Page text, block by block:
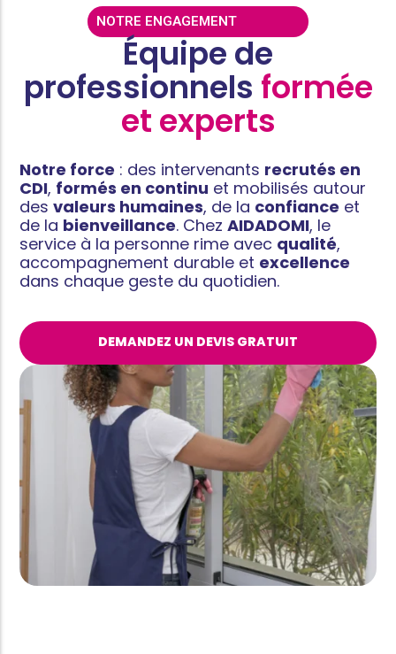
NOTRE ENGAGEMENT
Équipe de
professionnels formée
et experts
Notre force : des intervenants recrutés en
CDI, formés en continu et mobilisés autour
desvaleurs humaines, de la confiance et
de la bienveillance. ChezAIDADOMI, le
service à la personne rime avec qualité,
accompagnement durable et excellence
dans chaque geste du quotidien.
DEMANDEZ UN DEVIS GRATUIT